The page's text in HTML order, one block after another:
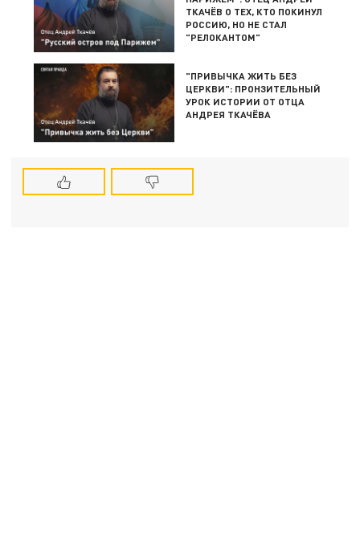
ТКАЧЁВ О ТЕХ, КТО ПОКИНУЛ
РОССИЮ, НО НЕ СТАЛ
"РЕЛОКАНТОМ"
"ПРИВЫЧКА ЖИТЬ БЕЗ
ЦЕРКВИ": ПРОНЗИТЕЛЬНЫЙ
УРОК ИСТОРИИ ОТ ОТЦА
АНДРЕЯ ТКАЧЁВА